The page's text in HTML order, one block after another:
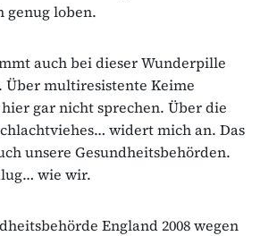
loben.
auch bei dieser Wunderpille
Über multiresistente Keime
gar nicht sprechen. Über die
widert mich an. Das
unsere Gesundheitsbehörden.
wie wir.
England 2008 wegen